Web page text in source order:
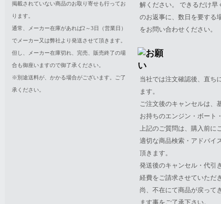
掲載されていない商品のお取り寄せも行ってお
ります。
通常、メーカー在庫があれば2～3日（営業日）
でメーカー又は弊社より発送させて頂きます。
但し、メーカー在庫切れ、完売、販売終了の場
合も御座いますので御了承ください。
※別途送料が、かかる場合がございます。ご了
承ください。
解ください。 できるだけ
のお返事に、数日を要する
をお問い合わせください。
当社では注文確認後、直ち
ます。
ご注文後のキャンセルは、
お持ちのエンジン・ボート
上記のご質問は、購入前に
適切な商品検索・アドバイ
頂きます。
発送後のキャンセル・代引
経費をご請求させていただ
尚、不在にて商品が戻って
ます事をご了承下さい。